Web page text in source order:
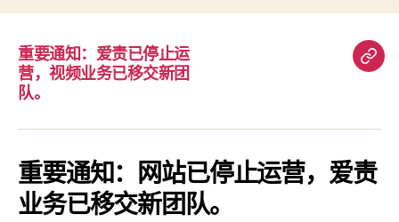
重要通知：爱责已停止运
营，视频业务已移交新团
队。
重
知：
爱
责
重要通知：网站已停止运营，爱责
业务已移交新团队。